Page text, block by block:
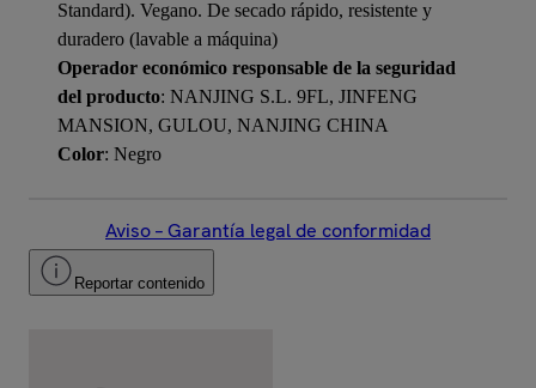
Standard). Vegano. De secado rápido, resistente y
duradero (lavable a máquina)
Operador económico responsable de la seguridad
del producto: NANJING S.L. 9FL, JINFENG
MANSION, GULOU, NANJING CHINA
Color: Negro
Aviso – Garantía legal de conformidad
Reportar contenido